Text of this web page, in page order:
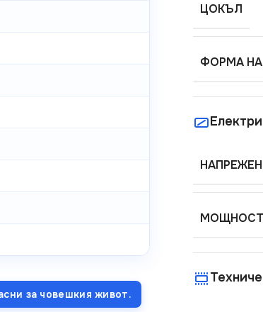
за човешкия живот.
ЦОКЪЛ
ФОРМА
МОЩНОСТ